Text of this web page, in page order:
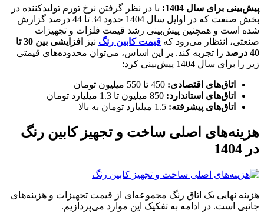
پیش‌بینی برای سال 1404 : با در نظر گرفتن نرخ تورم تولیدکننده در
بخش صنعت که در اوایل سال 1404 حدود 34 تا 44 درصد گزارش
شده است و همچنین پیش‌بینی رشد قیمت فلزات و تجهیزات
صنعتی، انتظار می‌رود که قیمت کابین رنگ نیز
افزایشی بین 30 تا
40 درصد
را تجربه کند. بر این اساس، می‌توان محدوده‌های قیمتی
زیر را برای سال 1404 پیش‌بینی کرد:
اتاق‌های اقتصادی:
اتاق‌های استاندارد:
اتاق‌های پیشرفته:
هزینه‌های اصلی ساخت و تجهیز کابین رنگ
در 1404
هزینه نهایی یک اتاق رنگ مجموعه‌ای از قیمت تجهیزات و هزینه‌های
جانبی است. در ادامه به تفکیک این موارد می‌پردازیم.